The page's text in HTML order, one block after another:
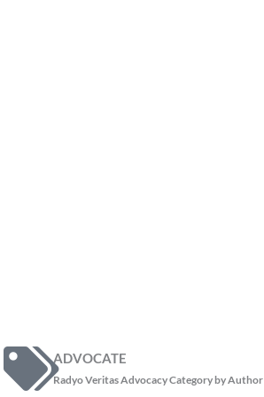
ADVOCATE
Radyo Veritas Advocacy Category by Author